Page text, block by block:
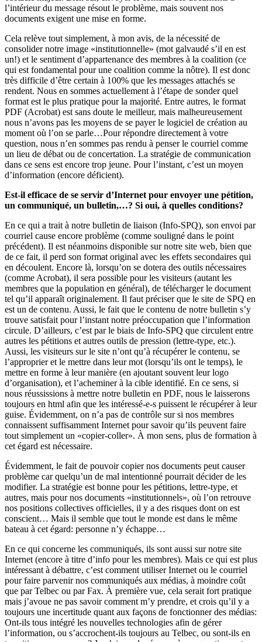
l’intérieur du message résout le problème, mais souvent nos
documents exigent une mise en forme.
Cela relève tout simplement, à mon avis, de la nécessité de
consolider notre image «institutionnelle» (mot galvaudé s’il en est
un!) et le sentiment d’appartenance des membres à la coalition (ce
qui est fondamental pour une coalition comme la nôtre). Il est donc
très difficile d’être certain à 100% que les messages attachés se
rendent. Nous en sommes actuellement à l’étape de sonder quel
format est le plus pratique pour la majorité. Entre autres, le format
PDF (Acrobat) est sans doute le meilleur, mais malheureusement
nous n’avons pas les moyens de se payer le logiciel de création au
moment où l’on se parle…Pour répondre directement à votre
question, nous n’en sommes pas rendu à penser le courriel comme
un lieu de débat ou de concertation. La stratégie de communication
dans ce sens est encore trop jeune. Pour l’instant, c’est un moyen
d’information (encore déficient).
Est-il efficace de se servir d’Internet pour envoyer une pétition,
un communiqué, un bulletin,…? Si oui, à quelles conditions?
En ce qui a trait à notre bulletin de liaison (Info-SPQ), son envoi par
courriel cause encore problème (comme souligné dans le point
précédent). Il est néanmoins disponible sur notre site web, bien que
de ce fait, il perd son format original avec les effets secondaires qui
en découlent. Encore là, lorsqu’on se dotera des outils nécessaires
(comme Acrobat), il sera possible pour les visiteurs (autant les
membres que la population en général), de télécharger le document
tel qu’il apparaît originalement. Il faut préciser que le site de SPQ en
est un de contenu. Aussi, le fait que le contenu de notre bulletin s’y
trouve satisfait pour l’instant notre préoccupation que l’information
circule. D’ailleurs, c’est par le biais de Info-SPQ que circulent entre
autres les pétitions et autres outils de pression (lettre-type, etc.).
Aussi, les visiteurs sur le site n’ont qu’à récupérer le contenu, se
l’approprier et le mettre dans leur mot (lorsqu’ils ont le temps), le
mettre en forme à leur manière (en ajoutant souvent leur logo
d’organisation), et l’acheminer à la cible identifié. En ce sens, si
nous réussissions à mettre notre bulletin en PDF, nous le laisserons
toujours en html afin que les intéressé-e-s puissent le récupérer à leur
guise. Évidemment, on n’a pas de contrôle sur si nos membres
connaissent suffisamment Internet pour savoir qu’ils peuvent faire
tout simplement un «copier-coller». À mon sens, plus de formation à
cet égard est nécessaire.
Évidemment, le fait de pouvoir copier nos documents peut causer
problème car quelqu’un de mal intentionné pourrait décider de les
modifier. La stratégie est bonne pour les pétitions, lettre-type, et
autres, mais pour nos documents «institutionnels», où l’on retrouve
nos positions collectives officielles, il y a des risques dont on est
conscient… Mais il semble que tout le monde est dans le même
bateau à cet égard: personne n’y échappe…
En ce qui concerne les communiqués, ils sont aussi sur notre site
Internet (encore à titre d’info pour les membres). Mais ce qui est plus
intéressant à débattre, c’est comment utiliser Internet ou le courriel
pour faire parvenir nos communiqués aux médias, à moindre coût
que par Telbec ou par Fax. À première vue, cela serait fort pratique
mais j’avoue ne pas savoir comment m’y prendre, et crois qu’il y a
toujours une incertitude quant aux façons de fonctionner des médias:
Ont-ils tous intégré les nouvelles technologies afin de gérer
l’information, ou s’accrochent-ils toujours au Telbec, ou sont-ils en